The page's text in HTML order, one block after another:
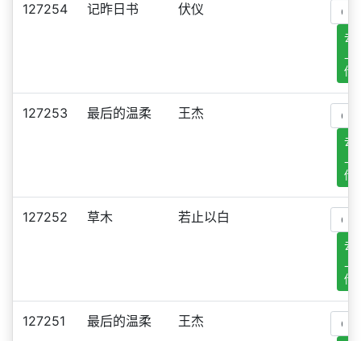
127254 记昨日书 伏仪
去
传
127253 最后的温柔 王杰
去
传
127252 草木 若止以白
去
传
127251 最后的温柔 王杰